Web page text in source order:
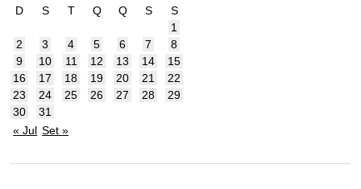
D S T Q Q S
S
1
2
3 4 5 6 7
8
9
10 11 12 13 14
15
16
17 18 19 20 21
22
23
24 25 26 27 28
29
30
31
« Jul Set »